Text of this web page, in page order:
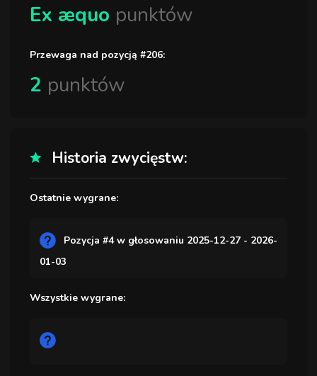
Ex æquo punktów
Przewaga nad pozycją #206:
2 punktów
Historia zwycięstw:
Ostatnie wygrane:
Pozycja #4 w głosowaniu 2025-12-27 - 2026-
01-03
Wszystkie wygrane: